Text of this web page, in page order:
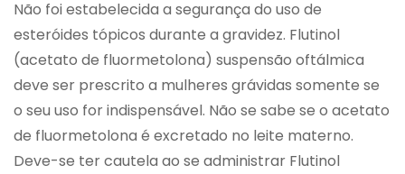
Não foi estabelecida a segurança do uso de
esteróides tópicos durante a gravidez. Flutinol
(acetato de fluormetolona) suspensão oftálmica
deve ser prescrito a mulheres grávidas somente se
o seu uso for indispensável. Não se sabe se o acetato
de fluormetolona é excretado no leite materno.
Deve-se ter cautela ao se administrar Flutinol